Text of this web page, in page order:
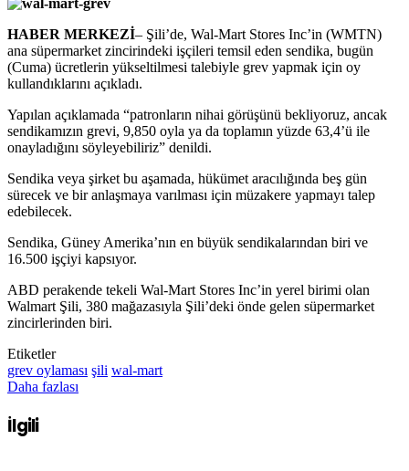
HABER MERKEZİ– Şili’de, Wal-Mart Stores Inc’in (WMTN)
ana süpermarket zincirindeki işçileri temsil eden sendika, bugün
(Cuma) ücretlerin yükseltilmesi talebiyle grev yapmak için oy
kullandıklarını açıkladı.
Yapılan açıklamada “patronların nihai görüşünü bekliyoruz, ancak
sendikamızın grevi, 9,850 oyla ya da toplamın yüzde 63,4’ü ile
onayladığını söyleyebiliriz” denildi.
Sendika veya şirket bu aşamada, hükümet aracılığında beş gün
sürecek ve bir anlaşmaya varılması için müzakere yapmayı talep
edebilecek.
Sendika, Güney Amerika’nın en büyük sendikalarından biri ve
16.500 işçiyi kapsıyor.
ABD perakende tekeli Wal-Mart Stores Inc’in yerel birimi olan
Walmart Şili, 380 mağazasıyla Şili’deki önde gelen süpermarket
zincirlerinden biri.
Etiketler
grev oylaması şili wal-mart
Daha fazlası
İlgili